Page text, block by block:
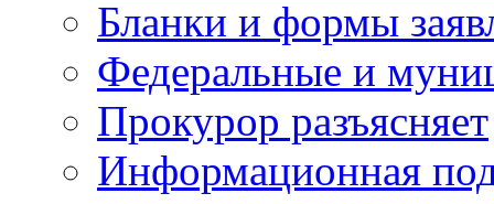
Бланки и формы
Федеральные и
Прокурор разъясняет
Информационная